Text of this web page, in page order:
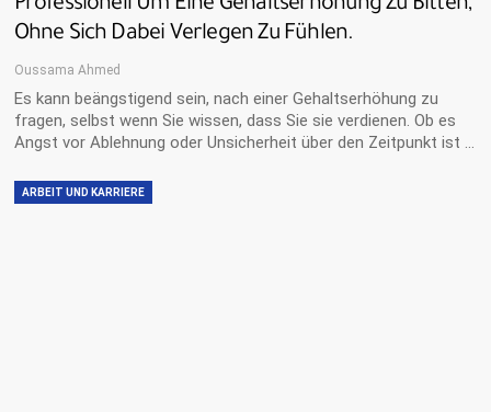
Professionell Um Eine Gehaltserhöhung Zu Bitten,
Ohne Sich Dabei Verlegen Zu Fühlen.
Oussama Ahmed
Es kann beängstigend sein, nach einer Gehaltserhöhung zu
fragen, selbst wenn Sie wissen, dass Sie sie verdienen. Ob es
Angst vor Ablehnung oder Unsicherheit über den Zeitpunkt ist …
ARBEIT UND KARRIERE